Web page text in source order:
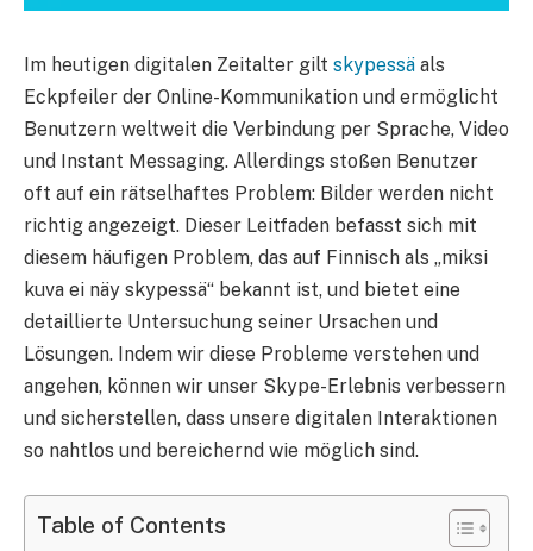
Im heutigen digitalen Zeitalter gilt skypessä als
Eckpfeiler der Online-Kommunikation und ermöglicht
Benutzern weltweit die Verbindung per Sprache, Video
und Instant Messaging. Allerdings stoßen Benutzer
oft auf ein rätselhaftes Problem: Bilder werden nicht
richtig angezeigt. Dieser Leitfaden befasst sich mit
diesem häufigen Problem, das auf Finnisch als „miksi
kuva ei näy skypessä“ bekannt ist, und bietet eine
detaillierte Untersuchung seiner Ursachen und
Lösungen. Indem wir diese Probleme verstehen und
angehen, können wir unser Skype-Erlebnis verbessern
und sicherstellen, dass unsere digitalen Interaktionen
so nahtlos und bereichernd wie möglich sind.
Table of Contents